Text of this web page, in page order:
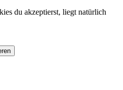
du akzeptierst, liegt natürlich